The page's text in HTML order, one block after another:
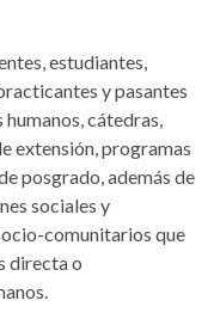
estudiantes,
y pasantes
cátedras,
extensión, programas
posgrado, además de
sociales y
comunitarios que
directa o